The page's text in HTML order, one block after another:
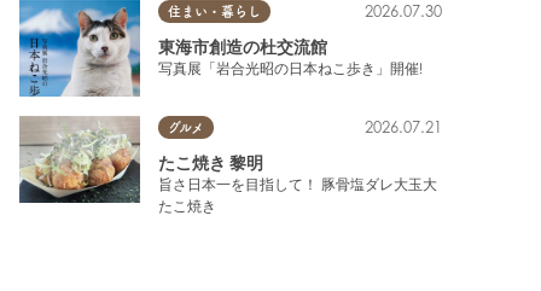
住まい・暮らし 2026.07.30
東海市創造の杜交流館
写真展「岩合光昭の日本ねこ歩き」開催!
グルメ 2026.07.21
たこ焼き 黎明
旨さ日本一を目指して！ 豚骨塩ダレ大玉大
たこ焼き